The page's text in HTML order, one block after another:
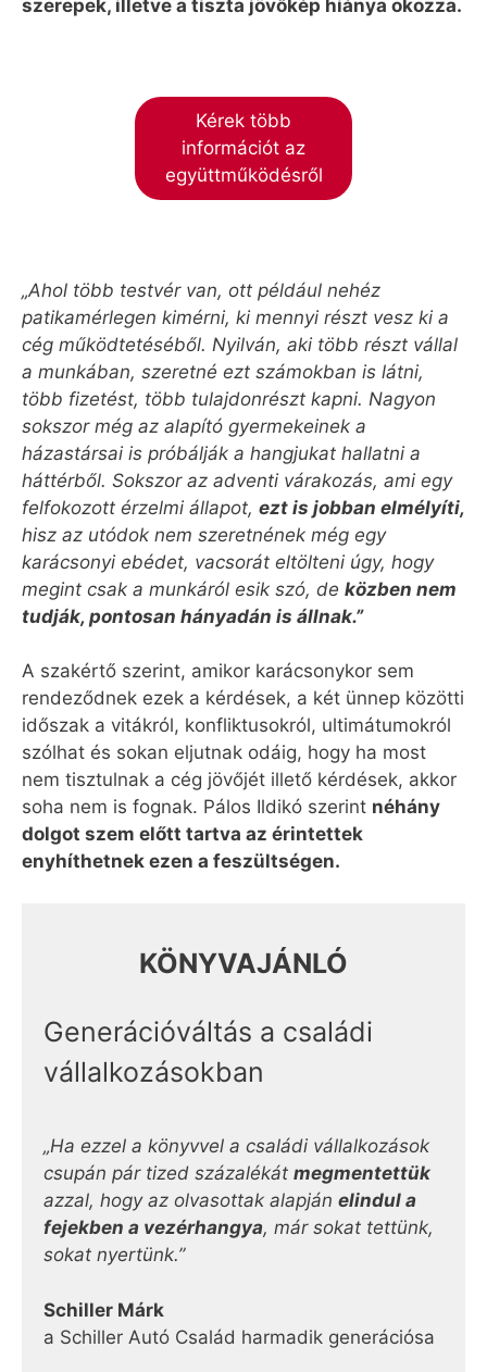
szerepek, illetve a tiszta jövőkép hiánya okozza.
Kérek több
információt az
együttműködésről
„Ahol több testvér van, ott például nehéz
patikamérlegen kimérni, ki mennyi részt vesz ki a
cég működtetéséből. Nyilván, aki több részt vállal
a munkában, szeretné ezt számokban is látni,
több fizetést, több tulajdonrészt kapni. Nagyon
sokszor még az alapító gyermekeinek a
házastársai is próbálják a hangjukat hallatni a
háttérből. Sokszor az adventi várakozás, ami egy
felfokozott érzelmi állapot, ezt is jobban elmélyíti,
hisz az utódok nem szeretnének még egy
karácsonyi ebédet, vacsorát eltölteni úgy, hogy
megint csak a munkáról esik szó, de közben nem
tudják, pontosan hányadán is állnak.”
A szakértő szerint, amikor karácsonykor sem
rendeződnek ezek a kérdések, a két ünnep közötti
időszak a vitákról, konfliktusokról, ultimátumokról
szólhat és sokan eljutnak odáig, hogy ha most
nem tisztulnak a cég jövőjét illető kérdések, akkor
soha nem is fognak. Pálos Ildikó szerint néhány
dolgot szem előtt tartva az érintettek
enyhíthetnek ezen a feszültségen.
KÖNYVAJÁNLÓ
Generációváltás a családi
vállalkozásokban
„Ha ezzel a könyvvel a családi vállalkozások
csupán pár tized százalékát megmentettük
azzal, hogy az olvasottak alapján elindul a
fejekben a vezérhangya, már sokat tettünk,
sokat nyertünk.”
Schiller Márk
a Schiller Autó Család harmadik generációsa